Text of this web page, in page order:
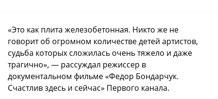
«Это как плита железобетонная. Никто же не
говорит об огромном количестве детей артистов,
судьба которых сложилась очень тяжело и даже
трагично», — рассуждал режиссер в
документальном фильме «Федор Бондарчук.
Счастлив здесь и сейчас» Первого канала.